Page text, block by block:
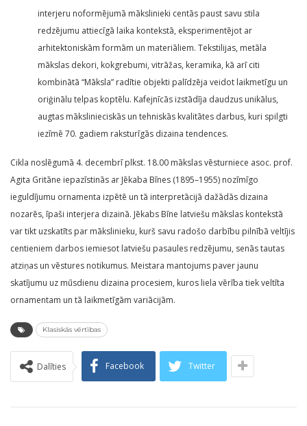
interjeru noformējumā mākslinieki centās paust savu stila
redzējumu attiecīgā laika kontekstā, eksperimentējot ar
arhitektoniskām formām un materiāliem. Tekstilijas, metāla
mākslas dekori, kokgrebumi, vitrāžas, keramika, kā arī citi
kombinātā “Māksla” radītie objekti palīdzēja veidot laikmetīgu un
oriģinālu telpas koptēlu. Kafejnīcās izstādīja daudzus unikālus,
augtas mākslinieciskās un tehniskās kvalitātes darbus, kuri spilgti
iezīmē 70. gadiem raksturīgās dizaina tendences.
Cikla noslēgumā 4. decembrī plkst. 18.00 mākslas vēsturniece asoc. prof.
Agita Gritāne iepazīstinās ar Jēkaba Bīnes (1895–1955) nozīmīgo
ieguldījumu ornamenta izpētē un tā interpretācijā dažādās dizaina
nozarēs, īpaši interjera dizainā. Jēkabs Bīne latviešu mākslas kontekstā
var tikt uzskatīts par mākslinieku, kurš savu radošo darbību pilnībā veltījis
centieniem darbos iemiesot latviešu pasaules redzējumu, senās tautas
atziņas un vēstures notikumus. Meistara mantojums paver jaunu
skatījumu uz mūsdienu dizaina procesiem, kuros liela vērība tiek veltīta
ornamentam un tā laikmetīgām variācijām.
Klasiskās vērtības
Dalīties Facebook Twitter